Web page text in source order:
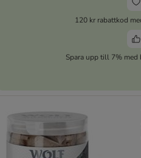
120 kr rabattkod
Spara upp till 7% med